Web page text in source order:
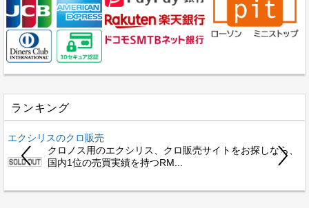
ランキング
エクシリスのクロ販売
クロノス用のエクシリス、クロ販売サイトをお探しなら、
国内1位の売買実績を持つRM...